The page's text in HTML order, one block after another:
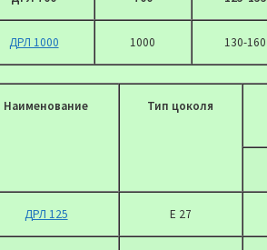
ДРЛ 1000 1000 130-160
Наименование Тип цоколя
ДРЛ 125 Е 27